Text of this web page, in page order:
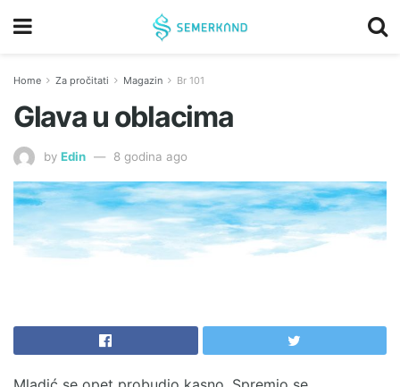
Home Za pročitati Magazin Br 101
Glava u oblacima
by Edin 8 godina ago